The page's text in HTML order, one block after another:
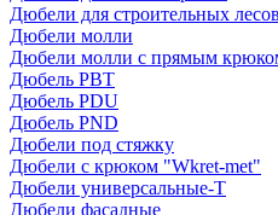
Дюбели для строительных лесов
Дюбели молли
Дюбели молли с прямым
Дюбель PBT
Дюбель PDU
Дюбель PND
Дюбели под стяжку
Дюбели с крюком "Wkret-met"
Дюбели универсальные-Т
Дюбели фасадные